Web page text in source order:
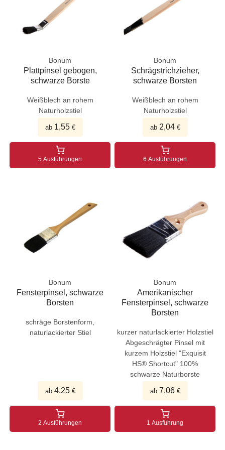
Bonum
Plattpinsel gebogen,
schwarze Borste
Weißblech an rohem
Naturholzstiel
ab 1,55€
5 Ausführungen
Bonum
Schrägstrichzieher,
schwarze Borsten
Weißblech an rohem
Naturholzstiel
ab 2,04€
6 Ausführungen
Bonum
Fensterpinsel, schwarze
Borsten
schräge Borstenform,
naturlackierter Stiel
ab 4,25€
2 Ausführungen
Bonum
Amerikanischer
Fensterpinsel, schwarze
Borsten
kurzer naturlackierter Holzstiel
Abgeschrägter Pinsel mit
kurzem Holzstiel "Exquisit
HS® Shortcut" 100%
schwarze Naturborste
ab 7,06€
1 Ausführung